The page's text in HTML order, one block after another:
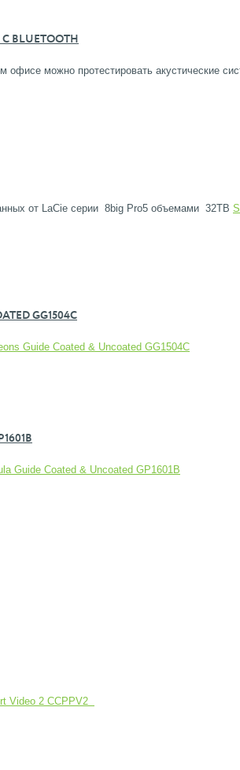
можно протестировать акустические
от LaCie серии 8big Pro5 объемами 32TB
GG1504C
Guide Coated & Uncoated GG1504C
Guide Coated & Uncoated GP1601B
Video 2 CCPPV2